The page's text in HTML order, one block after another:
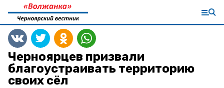
Черноярцев призвали
благоустраивать территорию
своих сёл